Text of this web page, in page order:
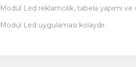
Modül Led reklamcılık, tabela yapımı
Modül Led uygulaması kolaydır.